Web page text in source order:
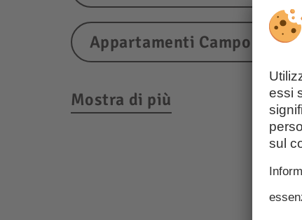
Appartamenti Campo di
Mostra di più